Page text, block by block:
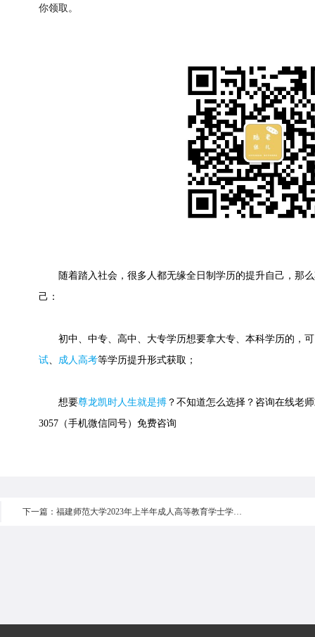
你领取。
随着踏入社会，很多人都无缘全日制学历的提升自己，那
己：
初中、中专、高中、大专学历想要拿大专、本科学历的，
试、 成人高考等学历提升形式获取；
想要尊龙凯时人生就是搏 ？不知道怎么选择？咨询在线老
3057（手机微信同号）免费咨询
下一篇：福建师范大学2023年上半年成人高等教育学士学位课程考试考生须知